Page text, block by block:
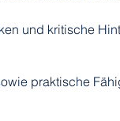
und kritische
praktische